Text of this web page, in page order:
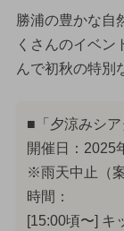
勝浦の豊かな自
くさんのイベン
んで初秋の特別
■「夕涼みシ
開催日：2025
※雨天中止（
時間：
[15:00頃〜] キ